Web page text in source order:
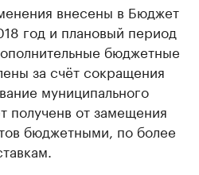
внесены в Бюджет
год и плановый период
бюджетные
за счёт сокращения
муниципального
полученв от замещения
бюджетными, по более